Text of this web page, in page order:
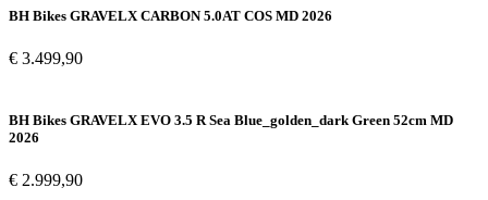
€ 1.949,90.€ 1.299,00.
BH Bikes GRAVELX CARBON 5.0AT COS MD 2026
€ 3.499,90
BH Bikes GRAVELX EVO 3.5 R Sea Blue_golden_dark Green 52cm MD
2026
€ 2.999,90